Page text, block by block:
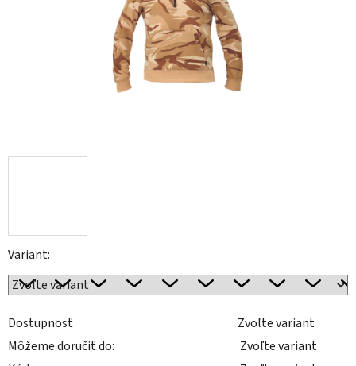
Variant:
Dostupnosť
Zvoľte variant
Môžeme doručiť do:
Zvoľte variant